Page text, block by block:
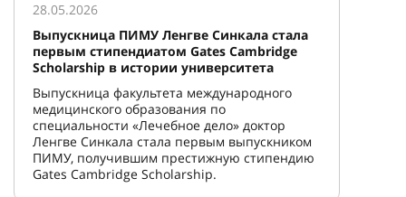
28.05.2026
Выпускница ПИМУ Ленгве Синкала стала
первым стипендиатом Gates Cambridge
Scholarship в истории университета
Выпускница факультета международного
медицинского образования по
специальности «Лечебное дело» доктор
Ленгве Синкала стала первым выпускником
ПИМУ, получившим престижную стипендию
Gates Cambridge Scholarship.